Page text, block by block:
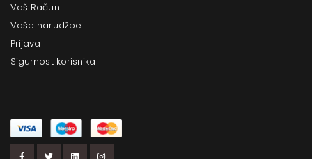
Vaš Račun
Vaše narudžbe
Prijava
Sigurnost korisnika